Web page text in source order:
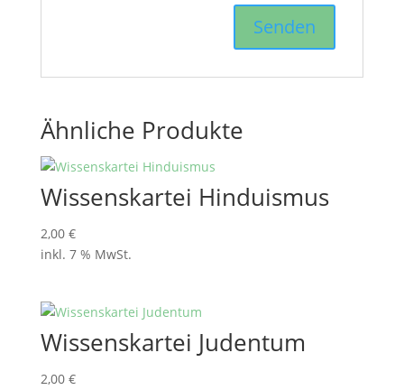
Ähnliche Produkte
Wissenskartei Hinduismus
2,00 €
inkl. 7 % MwSt.
Wissenskartei Judentum
2,00 €